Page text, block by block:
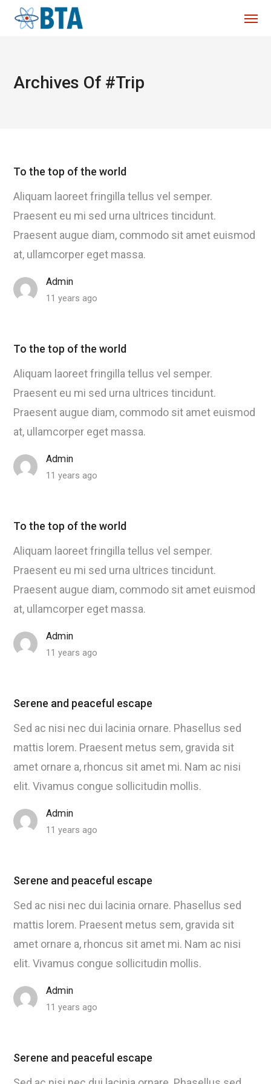
Archives Of #trip
To the top of the world
Aliquam laoreet fringilla tellus vel semper.
Praesent eu mi sed urna ultrices tincidunt.
Praesent augue diam, commodo sit amet euismod
at, ullamcorper eget massa.
Admin
11 years ago
To the top of the world
Aliquam laoreet fringilla tellus vel semper.
Praesent eu mi sed urna ultrices tincidunt.
Praesent augue diam, commodo sit amet euismod
at, ullamcorper eget massa.
Admin
11 years ago
To the top of the world
Aliquam laoreet fringilla tellus vel semper.
Praesent eu mi sed urna ultrices tincidunt.
Praesent augue diam, commodo sit amet euismod
at, ullamcorper eget massa.
Admin
11 years ago
Serene and peaceful escape
Sed ac nisi nec dui lacinia ornare. Phasellus sed
mattis lorem. Praesent metus sem, gravida sit
amet ornare a, rhoncus sit amet mi. Nam ac nisi
elit. Vivamus congue sollicitudin mollis.
Admin
11 years ago
Serene and peaceful escape
Sed ac nisi nec dui lacinia ornare. Phasellus sed
mattis lorem. Praesent metus sem, gravida sit
amet ornare a, rhoncus sit amet mi. Nam ac nisi
elit. Vivamus congue sollicitudin mollis.
Admin
11 years ago
Serene and peaceful escape